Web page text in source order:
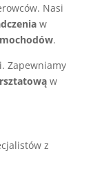
Nasi
w
.
Zapewniamy
w
z